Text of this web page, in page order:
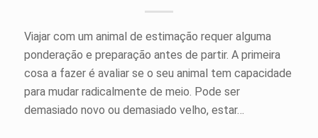
Viajar com um animal de estimação requer alguma
ponderação e preparação antes de partir. A primeira
cosa a fazer é avaliar se o seu animal tem capacidade
para mudar radicalmente de meio. Pode ser
demasiado novo ou demasiado velho, estar…